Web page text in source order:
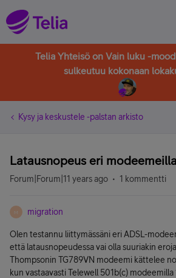
Telia Yhteisö on Vain luku -
sulkeutuu kokonaan
Kysy ja keskustele -palstan arkisto
Latausnopeus eri modeemeilla
Forum|Forum|11 years ago 1 kommentti
M migration
Olen testannu liittymässäni eri ADSL-
että latausnopeudessa vai olla suuriakin
Thompsonin TG789VN modeemi kättelee
kun vastaavasti Telewell 501b(c) modeemilla